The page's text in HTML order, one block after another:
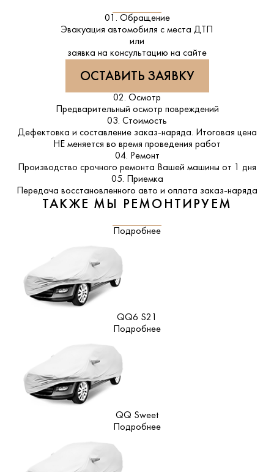
01. Обращение
Эвакуация автомобиля с места ДТП
или
заявка на консультацию на сайте
ОСТАВИТЬ ЗАЯВКУ
02. Осмотр
Предварительный осмотр повреждений
03. Стоимость
Дефектовка и составление заказ-наряда. Итоговая цена
НЕ меняется во время проведения работ
04. Ремонт
Производство срочного ремонта Вашей машины от 1 дня
05. Приемка
Передача восстановленного авто и оплата заказ-наряда
ТАКЖЕ МЫ РЕМОНТИРУЕМ
Подробнее
QQ6 S21
Подробнее
QQ Sweet
Подробнее